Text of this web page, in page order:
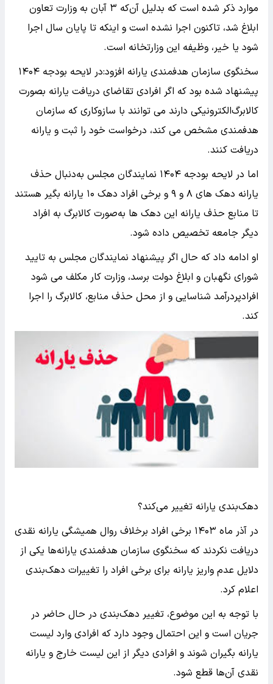
موارد ذکر شده است که بدلیل آن‌که ۳ آبان به وزارت تعاون
ابلاغ شد، تاکنون اجرا نشده است و اینکه تا پایان سال اجرا
شود یا خیر، وظیفه این وزارتخانه است.
سخنگوی سازمان هدفمندی یارانه‌ افزود:در لایحه بودجه ۱۴۰۴
پیشنهاد شده بود که اگر افرادی تقاضای دریافت یارانه بصورت
کالابرگ‌الکترونیکی دارند می توانند با سازوکاری که سازمان
هدفمندی مشخص می کند، درخواست خود را ثبت و یارانه
دریافت کنند.
اما در لایحه بودجه ۱۴۰۴ نمایندگان مجلس به‌دنبال حذف
یارانه دهک های ۸ و ۹ و برخی افراد دهک ۱۰ یارانه بگیر هستند
تا منابع حذف یارانه این دهک ها به‌صورت کالابرگ به افراد
دیگر جامعه تخصیص داده شود.
او ادامه داد که حال اگر پیشنهاد نمایندگان مجلس به تایید
شورای نگهبان و ابلاغ دولت برسد، وزارت کار مکلف می شود
افرادپردرآمد شناسایی و از محل حذف منابع، کالابرگ را اجرا
کند.
دهک‌بندی‌ یارانه تغییر می‌کند؟
در آذر ماه ۱۴۰۳ برخی افراد برخلاف روال همیشگی یارانه نقدی
دریافت نکردند که سخنگوی سازمان هدفمندی یارانه‌ها یکی از
دلایل عدم واریز یارانه برای برخی افراد را تغییرات دهک‌بندی
اعلام کرد.
با توجه به این موضوع، تغییر دهک‌بندی‌ در حال حاضر در
جریان است و این احتمال وجود دارد که افرادی وارد لیست
یارانه بگیران شوند و افرادی دیگر از این لیست خارج و یارانه
نقدی آن‌ها قطع شود.